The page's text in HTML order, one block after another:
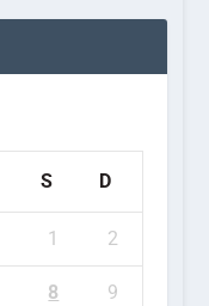
S D
1 2
8 9